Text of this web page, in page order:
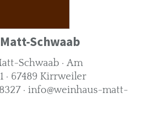
Schwaab
Schwaab · Am
· 67489 Kirrweiler
· info@weinhaus-matt-